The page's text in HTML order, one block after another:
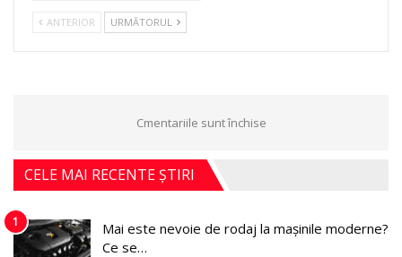
ANTERIOR URMĂTORUL
Cmentariile sunt închise
CELE MAI RECENTE ȘTIRI
1
Mai este nevoie de rodaj la mașinile moderne?
Ce se…